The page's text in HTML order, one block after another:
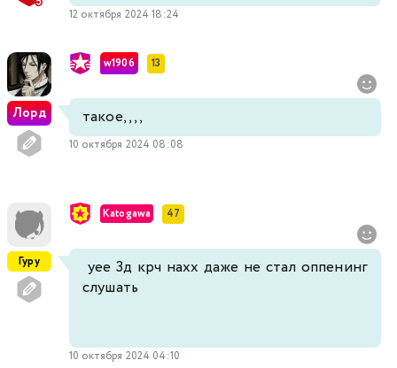
12 октября 2024 18:24
Лорд
w1906 13
такое,,,,
10 октября 2024 08:08
Гуру
Katogawa 47
уее 3д крч нахх даже не стал оппенинг
слушать
10 октября 2024 04:10